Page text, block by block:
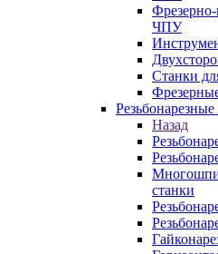
Фрезерно-
ЧПУ
Станки
Назад
станки